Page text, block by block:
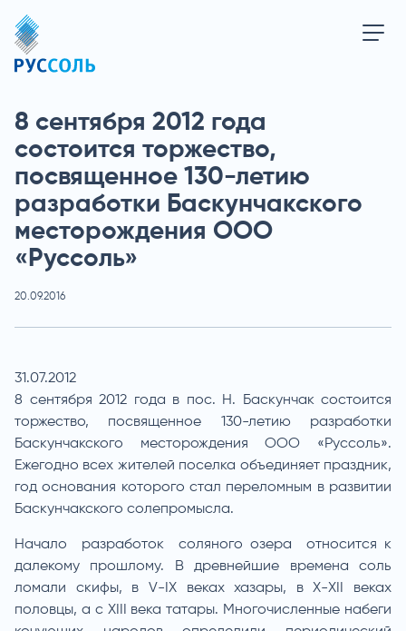
8 сентября 2012 года
состоится торжество,
посвященное 130-летию
разработки Баскунчакского
месторождения ООО
«Руссоль»
20.09.2016
31.07.2012
8 сентября 2012 года в пос. Н. Баскунчак состоится
торжество, посвященное 130-летию разработки
Баскунчакского месторождения ООО «Руссоль».
Ежегодно всех жителей поселка объединяет праздник,
год основания которого стал переломным в развитии
Баскунчакского солепромысла.
Начало разработок соляного озера относится к
далекому прошлому. В древнейшие времена соль
ломали скифы, в V-IX веках хазары, в X-XII веках
половцы, а с XIII века татары. Многочисленные набеги